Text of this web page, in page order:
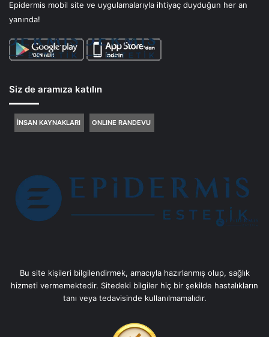
Epidermis mobil site ve uygulamalarıyla ihtiyaç duyduğun her an
yanında!
Siz de aramıza katılın
İNSAN KAYNAKLARI ONLINE RANDEVU
Bu site kişileri bilgilendirmek, amacıyla hazırlanmış olup, sağlık
hizmeti vermemektedir. Sitedeki bilgiler hiç bir şekilde hastalıkların
tanı veya tedavisinde kullanılmamalıdır.